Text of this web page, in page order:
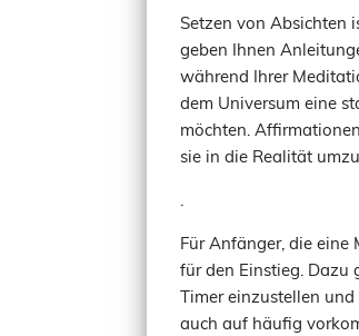
Setzen von Absichten
geben Ihnen
während Ihrer
dem Universum eine
möchten.
sie in die Realität
Für Anfänger, die
für den Einstieg. Dazu
Timer einzustellen
auch auf häufig